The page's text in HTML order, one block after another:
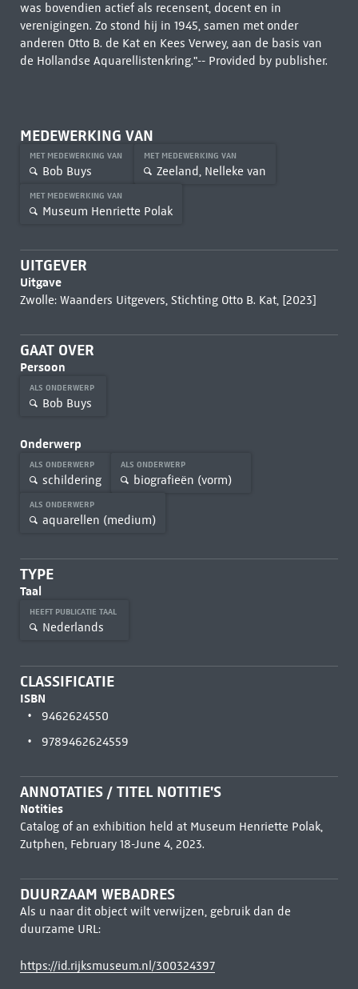
was bovendien actief als recensent, docent en in
verenigingen. Zo stond hij in 1945, samen met onder
anderen Otto B. de Kat en Kees Verwey, aan de basis van
de Hollandse Aquarellistenkring."-- Provided by publisher.
MEDEWERKING VAN
MET MEDEWERKING VAN
Bob Buys
MET MEDEWERKING VAN
Zeeland, Nelleke van
MET MEDEWERKING VAN
Museum Henriette Polak
UITGEVER
Uitgave
Zwolle: Waanders Uitgevers, Stichting Otto B. Kat, [2023]
GAAT OVER
Persoon
ALS ONDERWERP
Bob Buys
Onderwerp
ALS ONDERWERP
schildering
ALS ONDERWERP
biografieën (vorm)
ALS ONDERWERP
aquarellen (medium)
TYPE
Taal
HEEFT PUBLICATIE TAAL
Nederlands
CLASSIFICATIE
ISBN
9462624550
9789462624559
ANNOTATIES / TITEL NOTITIE'S
Notities
Catalog of an exhibition held at Museum Henriette Polak,
Zutphen, February 18-June 4, 2023.
DUURZAAM WEBADRES
Als u naar dit object wilt verwijzen, gebruik dan de
duurzame URL:
https://id.rijksmuseum.nl/300324397